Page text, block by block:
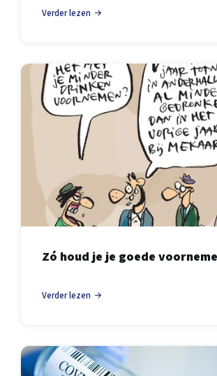
Verder lezen
Zó houd je je goede
Verder lezen